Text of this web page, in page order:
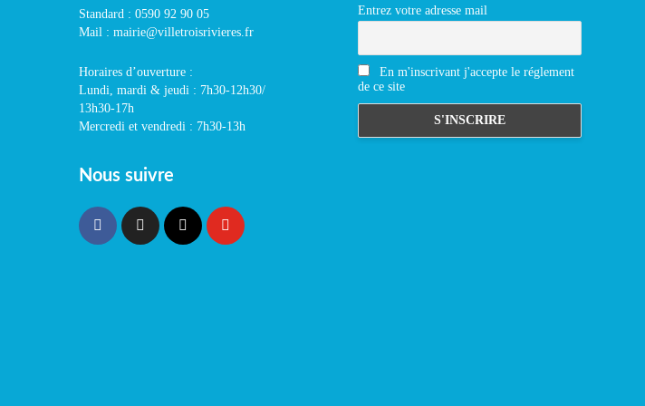
Standard : 0590 92 90 05
Mail : mairie@villetroisrivieres.fr
Horaires d’ouverture :
Lundi, mardi & jeudi : 7h30-12h30/
13h30-17h
Mercredi et vendredi : 7h30-13h
Nous suivre
Entrez votre adresse mail
En m'inscrivant j'accepte le réglement
de ce site